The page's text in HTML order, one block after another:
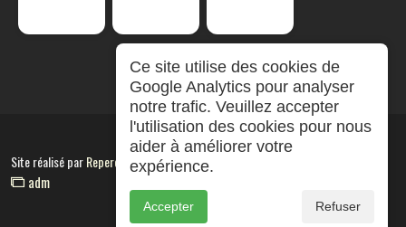
Site réalisé parRepereCom
adm
Ce site utilise des cookies de
Google Analytics pour analyser
notre trafic. Veuillez accepter
l'utilisation des cookies pour nous
aider à améliorer votre
expérience.
Accepter Refuser